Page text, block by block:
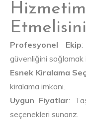
Profesyonel Ekip:
güvenliğini sağlamak
Esnek Kiralama
kiralama imkanı.
Uygun Fiyatlar:
seçenekleri sunarız.